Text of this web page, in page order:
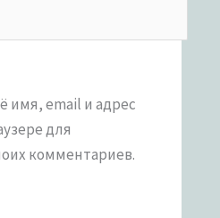
имя, email и адрес
для
комментариев.